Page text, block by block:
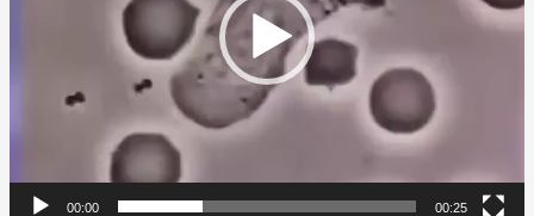
00:00 00:25